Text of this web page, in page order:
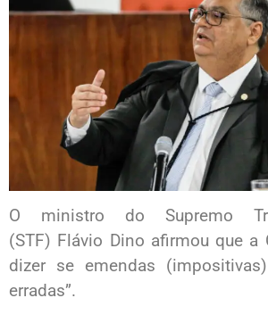
O ministro do Supremo
(STF) Flávio Dino afirmou que a
dizer se emendas
erradas”.